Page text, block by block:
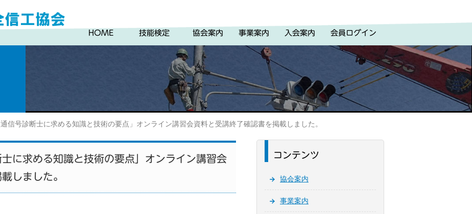
HOME 技能検定 協会案内 事業案内 入会案内 会員ログイン
通信号診断士に求める知識と技術の要点」オンライン講習会資料と受講終了確認書を掲載しました。
士に求める知識と技術の要点」オンライン講習会
しました。
コンテンツ
協会案内
事業案内